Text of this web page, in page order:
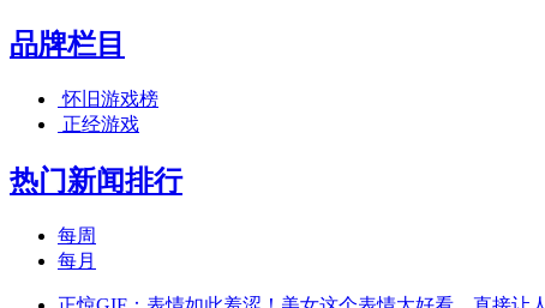
品牌栏目
怀旧游戏榜
正经游戏
热门新闻排行
每周
每月